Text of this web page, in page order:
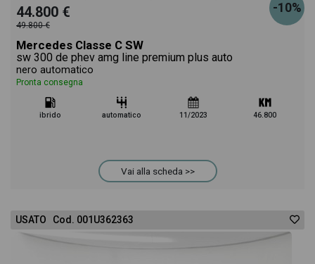
-10%
44.800 €
49.800 €
Mercedes Classe C SW
sw 300 de phev amg line premium plus auto
nero automatico
Pronta consegna
ibrido automatico 11/2023 46.800
Vai alla scheda >>
USATO Cod. 001U362363